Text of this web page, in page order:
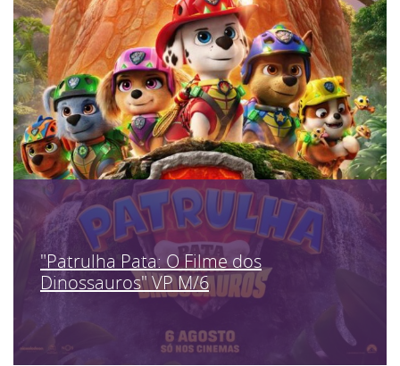
"Patrulha Pata: O Filme dos
Dinossauros" VP M/6